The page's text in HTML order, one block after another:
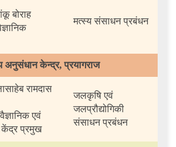
बोराह
मत्स्य संसाधन प्रबंधन
अनुसंधान केन्द्र, प्रयागराज
रामदास
एवं
केंद्र प्रमुख
जलकृषि एवं
जलप्रौद्योगिकी
संसाधन प्रबंधन